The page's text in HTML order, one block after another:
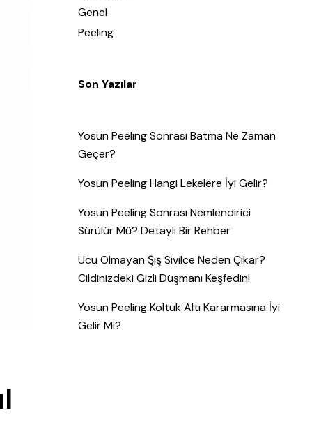
Genel
Peeling
Son Yazılar
Yosun Peeling Sonrası Batma Ne Zaman
Geçer?
Yosun Peeling Hangi Lekelere İyi Gelir?
Yosun Peeling Sonrası Nemlendirici
Sürülür Mü? Detaylı Bir Rehber
Ucu Olmayan Şiş Sivilce Neden Çıkar?
Cildinizdeki Gizli Düşmanı Keşfedin!
Yosun Peeling Koltuk Altı Kararmasına İyi
Gelir Mi?